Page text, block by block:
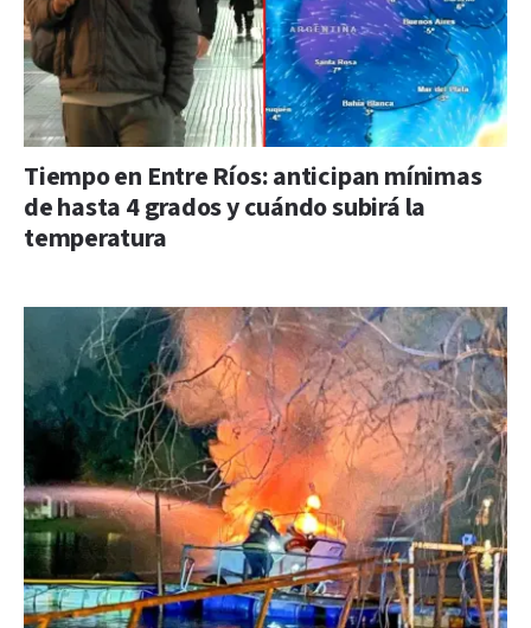
Tiempo en Entre Ríos: anticipan mínimas
de hasta 4 grados y cuándo subirá la
temperatura